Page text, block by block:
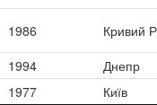
1986
Кривий
1994
Днепр
1977 Київ